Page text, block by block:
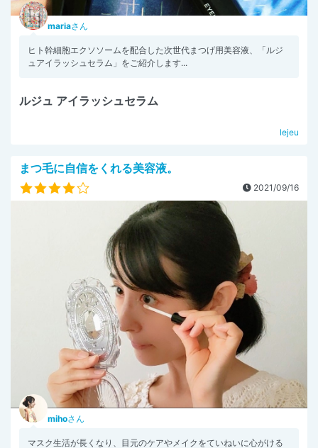
mariaさん
ヒト幹細胞エクソソームを配合した次世代まつげ用美容液、「ルジ
ュアイラッシュセラム」をご紹介します...
ルジュ アイラッシュセラム
lejeu
まつ毛に自信をくれる美容液。
2021/09/16
mihoさん
マスク生活が長くなり、目元のケアやメイクをていねいに心がける